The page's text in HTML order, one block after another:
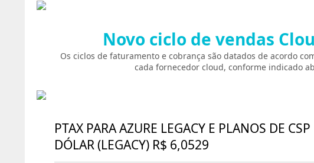
Novo ciclo de vendas
Os ciclos de faturamento e cobrança são datados de acordo
cada fornecedor cloud, conforme indicado
PTAX PARA AZURE LEGACY E PLANOS DE
DÓLAR (LEGACY) R$ 6,0529